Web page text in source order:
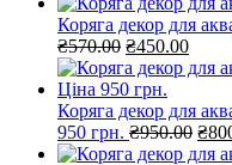
Коряга декор для
₴570.00 Оригінальна
ціна:
₴570.00.
₴450.00
ціна:
Коряга декор для
950 грн. ₴950.00 ₴